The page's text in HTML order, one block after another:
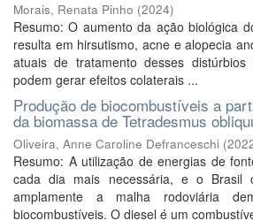
Morais, Renata Pinho (2024)
Resumo: O aumento da ação biológica
resulta em hirsutismo, acne e alopecia
atuais de tratamento desses
podem gerar efeitos colaterais ...
Produção de biocombustíveis a
da biomassa de Tetradesmus
Oliveira, Anne Caroline Defranceschi (
Resumo: A utilização de energias de
cada dia mais necessária, e o Brasil
amplamente a malha rodoviária
biocombustíveis. O diesel é um